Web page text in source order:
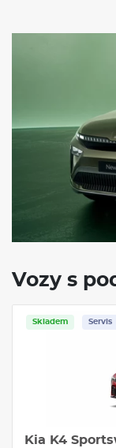
Vozy s
Skladem Servis
Kia K4